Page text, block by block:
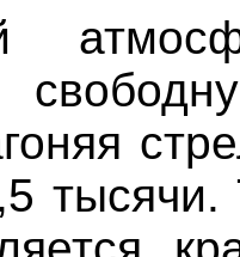
тысячи.